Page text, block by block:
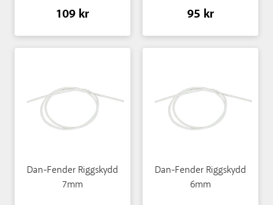
109 kr 95 kr
Dan-Fender Riggskydd
7mm
Dan-Fender Riggskydd
6mm